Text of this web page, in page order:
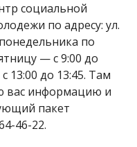
социальной
по адресу: ул.
по
— с 9:00 до
13:00 до 13:45. Там
вас информацию и
пакет
46-22.